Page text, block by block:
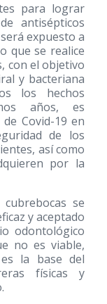
para lograr
antisépticos
expuesto a
que se realice
con el objetivo
y bacteriana
los hechos
años, es
Covid-19 en
de los
así como
por la
se
y aceptado
odontológico
no es viable,
la base del
físicas y